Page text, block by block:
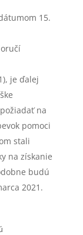
15.
je ďalej
na
pomoci
stali
na získanie
budú
2021.